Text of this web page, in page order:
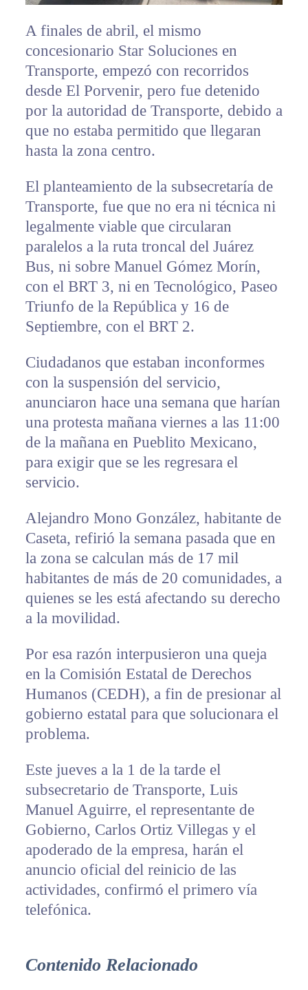
A finales de abril, el mismo
concesionario Star Soluciones en
Transporte, empezó con recorridos
desde El Porvenir, pero fue detenido
por la autoridad de Transporte, debido a
que no estaba permitido que llegaran
hasta la zona centro.
El planteamiento de la subsecretaría de
Transporte, fue que no era ni técnica ni
legalmente viable que circularan
paralelos a la ruta troncal del Juárez
Bus, ni sobre Manuel Gómez Morín,
con el BRT 3, ni en Tecnológico, Paseo
Triunfo de la República y 16 de
Septiembre, con el BRT 2.
Ciudadanos que estaban inconformes
con la suspensión del servicio,
anunciaron hace una semana que harían
una protesta mañana viernes a las 11:00
de la mañana en Pueblito Mexicano,
para exigir que se les regresara el
servicio.
Alejandro Mono González, habitante de
Caseta, refirió la semana pasada que en
la zona se calculan más de 17 mil
habitantes de más de 20 comunidades, a
quienes se les está afectando su derecho
a la movilidad.
Por esa razón interpusieron una queja
en la Comisión Estatal de Derechos
Humanos (CEDH), a fin de presionar al
gobierno estatal para que solucionara el
problema.
Este jueves a la 1 de la tarde el
subsecretario de Transporte, Luis
Manuel Aguirre, el representante de
Gobierno, Carlos Ortiz Villegas y el
apoderado de la empresa, harán el
anuncio oficial del reinicio de las
actividades, confirmó el primero vía
telefónica.
Contenido Relacionado